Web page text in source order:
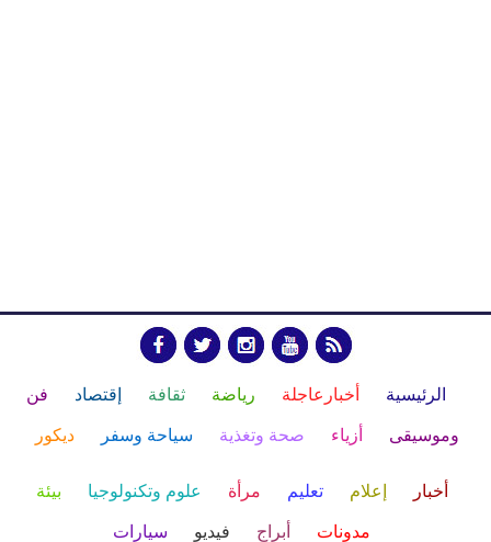
الرئيسية أخبارعاجلة رياضة ثقافة إقتصاد فن
وموسيقى أزياء صحة وتغذية سياحة وسفر ديكور
أخبار إعلام تعليم مرأة علوم وتكنولوجيا بيئة
مدونات أبراج فيديو سيارات